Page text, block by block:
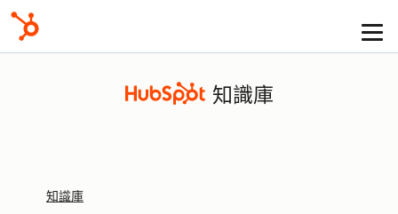
知識庫
知識庫